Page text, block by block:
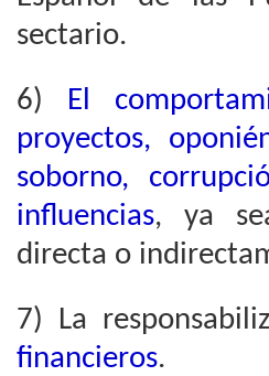
sectario.
6) El
proyectos,
soborno,
influencias, ya
directa o
7) La
financieros.